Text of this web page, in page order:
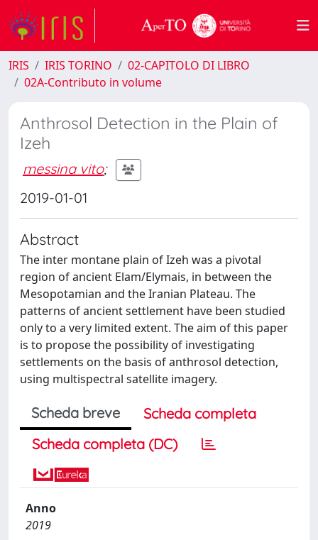
IRIS IRIS TORINO
02-CAPITOLO DI LIBRO
02A-Contributo in volume
Anthrosol Detection in the Plain of
Izeh
messina vito;
2019-01-01
Abstract
The inter montane plain of Izeh was a pivotal
region of ancient Elam/Elymais, in between the
Mesopotamian and the Iranian Plateau. The
patterns of ancient settlement have been studied
only to a very limited extent. The aim of this paper
is to propose the possibility of investigating
settlements on the basis of anthrosol detection,
using multispectral satellite imagery.
Scheda breve
Scheda completa
Scheda completa (DC)
Anno
2019